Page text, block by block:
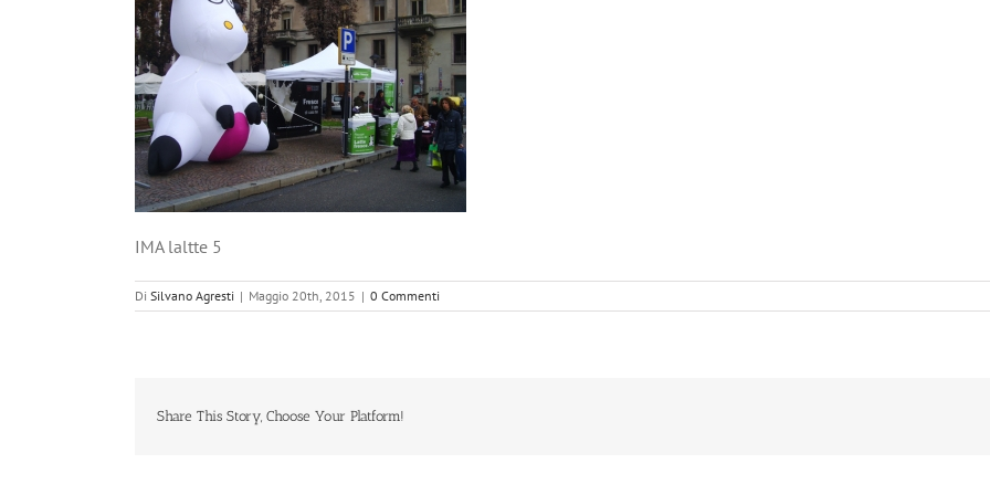
IMA laltte 5
Di Silvano Agresti | Maggio 20th, 2015 | 0 Commenti
Share This Story, Choose Your Platform!